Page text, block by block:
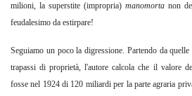
milioni, la superstite (impropria) manomorta non
feudalesimo da estirpare!
Seguiamo un poco la digressione. Partendo da
trapassi di proprietà, l'autore calcola che il valore
fosse nel 1924 di 120 miliardi per la parte agraria